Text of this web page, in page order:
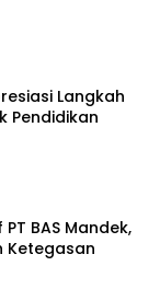
Langkah
Pendidikan
BAS Mandek,
Ketegasan